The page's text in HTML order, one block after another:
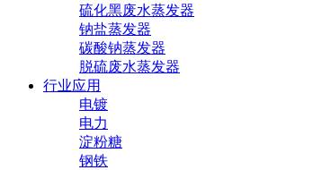
硫化黑废水蒸发器
钠盐蒸发器
碳酸钠蒸发器
脱硫废水蒸发器
行业应用
电镀
电力
淀粉糖
钢铁